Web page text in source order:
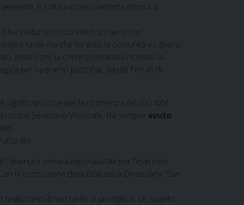
è stata successivamente messa a
ha svolto un ruolo attivo sul territorio.
facile ma che ha visto la comunità e i diversi
inoltre che la corresponsabilità richiede la
per operatori pastorali, sia del Forum di
che per la ricorrenza del suo XXV
Seminario Vescovile. Ha sempre avuto
divenuto ormai luogo naturale per l’esercizio
la costruzione della Biblioteca Diocesana “San
non tanto al prodigio in sè, quanto